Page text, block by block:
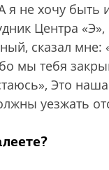
я не хочу быть
Центра
сказал мне:
мы тебя
Это
уезжать